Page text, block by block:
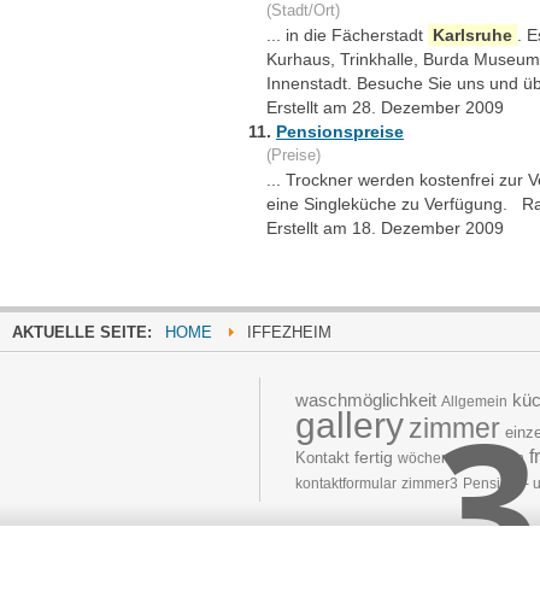
(Stadt/Ort)
... in die Fächerstadt Karlsruhe
.
Kurhaus, Trinkhalle, Burda
Innenstadt. Besuche Sie uns und
Erstellt am 28. Dezember 2009
11. Pensionspreise
(Preise)
... Trockner werden kostenfrei zur
eine Singleküche zu Verfügung.
Erstellt am 18. Dezember 2009
AKTUELLE SEITE: HOME IFFEZHEIM
waschmöglichkeit Allgemein
galleryzimmer
Kontakt fertig wöchentlich setzen
kontaktformular zimmer3 Pensions-